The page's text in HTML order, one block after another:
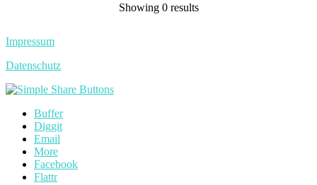
Showing 0 results
Impressum
Datenschutz
Buffer
Diggit
Email
More
Facebook
Flattr